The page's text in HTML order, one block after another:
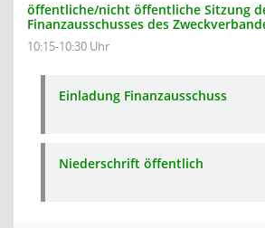
öffentliche/nicht öffentliche Sitzung
Finanzausschusses des
10:15-10:30 Uhr
Einladung Finanzausschuss
Niederschrift öffentlich